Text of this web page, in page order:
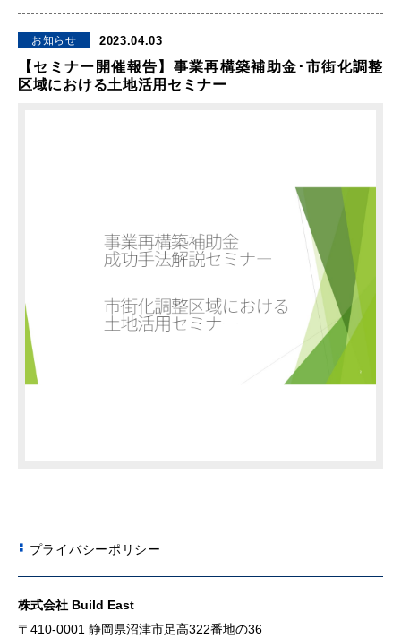
お知らせ 2023.04.03
【セミナー開催報告】事業再構築補助金･市街化調整
区域における土地活用セミナー
プライバシーポリシー
株式会社 Build East
〒410-0001 静岡県沼津市足高322番地の36